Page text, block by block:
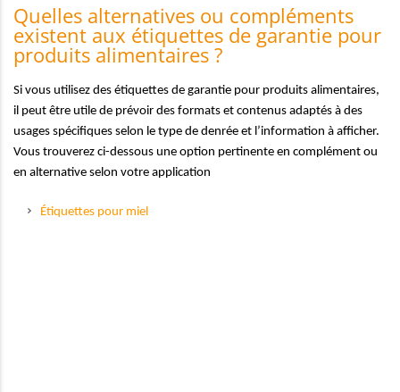
Quelles alternatives ou compléments
existent aux étiquettes de garantie pour
produits alimentaires ?
Si vous utilisez des étiquettes de garantie pour produits alimentaires,
il peut être utile de prévoir des formats et contenus adaptés à des
usages spécifiques selon le type de denrée et l’information à afficher.
Vous trouverez ci-dessous une option pertinente en complément ou
en alternative selon votre application
Étiquettes pour miel